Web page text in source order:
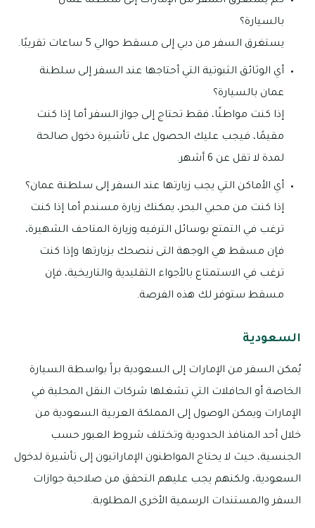
بالسيارة؟
يستغرق السفر من دبي إلى مسقط حوالي 5 ساعات تقريبًا.
أي الوثائق الثبوتية التي أحتاجها عند السفر إلى سلطنة
عمان بالسيارة؟
إذا كنت مواطنًا، فقط تحتاج إلى جواز السفر أما إذا كنت
مقيمًا، فيجب عليك الحصول على تأشيرة دخول صالحة
لمدة لا تقل عن 6 أشهر.
أي الأماكن التي يجب زيارتها عند السفر إلى سلطنة عمان؟
إذا كنت من محبي البحر، يمكنك زيارة مسندم أما إذا كنت
ترغب في التمتع بوسائل الترفيه وزيارة المتاحف الشهيرة،
فإن مسقط هي الوجهة التى ننصحك بزيارتها وإذا كنت
ترغب في الاستمتاع بالأجواء التقليدية والتاريخية، فإن
مسقط ستوفر لك هذه الفرصة.
السعودية
يُمكن السفر من الإمارات إلى السعودية براً بواسطة السيارة
الخاصة أو الحافلات التي تشغلها شركات النقل المحلية في
الإمارات ويمكن الوصول إلى المملكة العربية السعودية من
خلال أحد المنافذ الحدودية وتختلف شروط العبور حسب
الجنسية، حيث لا يحتاج المواطنون الإماراتيون إلى تأشيرة لدخول
السعودية، ولكنهم يجب عليهم التحقق من صلاحية جوازات
السفر والمستندات الرسمية الأخرى المطلوبة.